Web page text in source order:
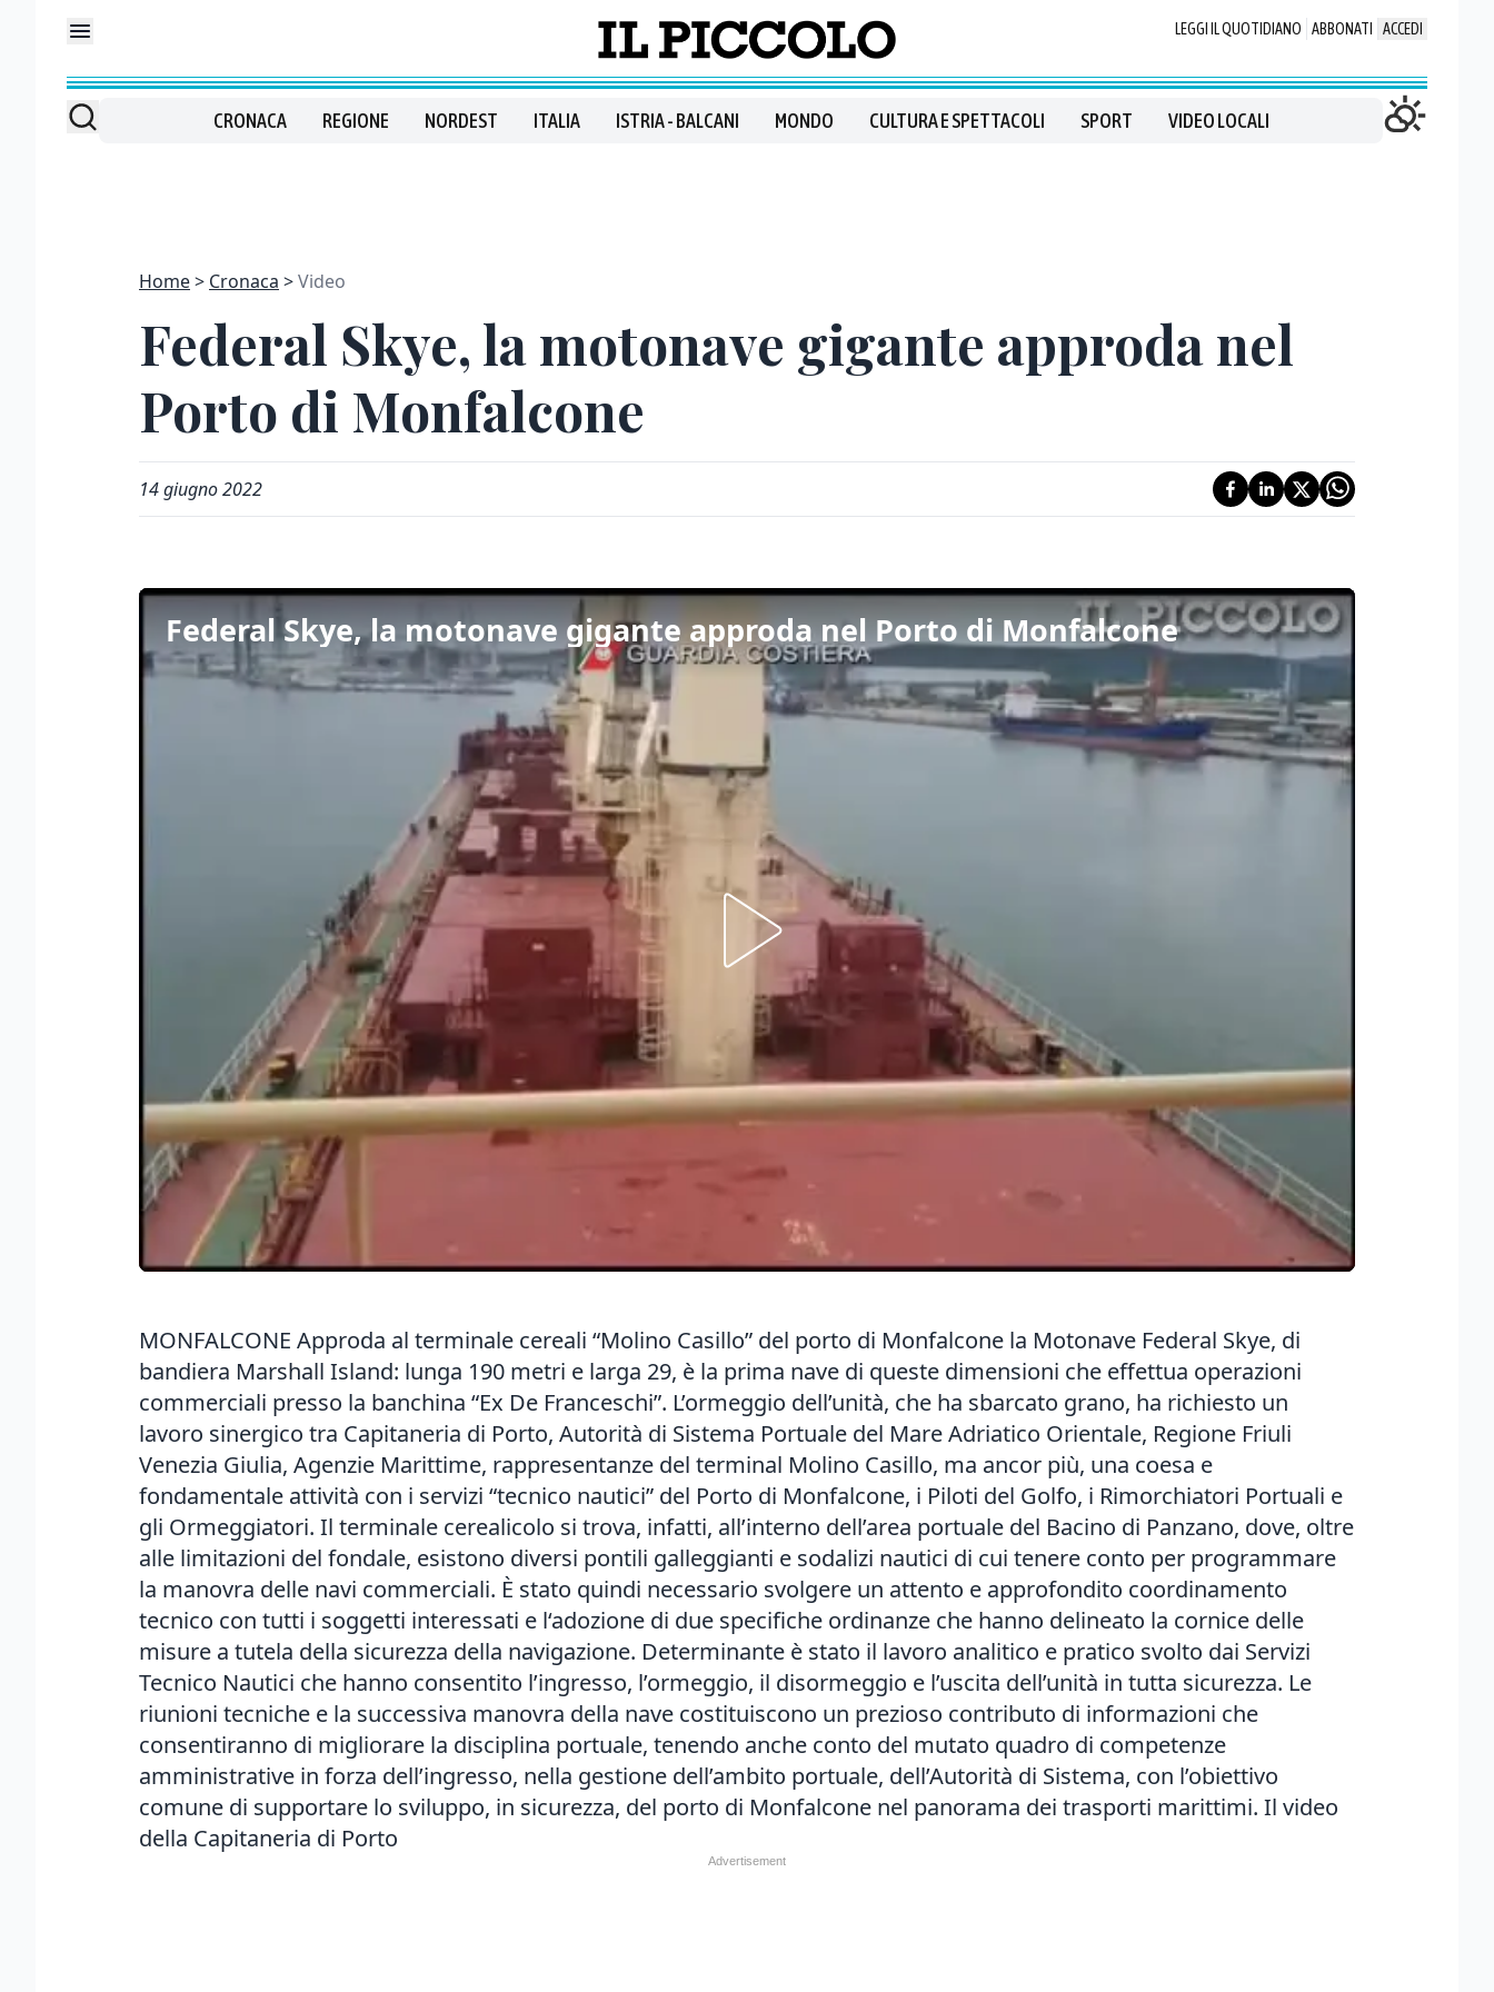
LEGGI IL QUOTIDIANO ABBONATI ACCEDI
CRONACA REGIONE NORDEST ITALIA ISTRIA - BALCANI MONDO CULTURA E SPETTACOLI SPORT VIDEO LOCALI
Home Cronaca Video
Federal Skye, la motonave gigante approda nel
Porto di Monfalcone
14 giugno 2022
Federal Skye, la motonave gigante approda nel Porto di Monfalcone
MONFALCONE Approda al terminale cereali “Molino Casillo” del porto di Monfalcone la Motonave Federal Skye, di
bandiera Marshall Island: lunga 190 metri e larga 29, è la prima nave di queste dimensioni che effettua operazioni
commerciali presso la banchina “Ex De Franceschi”. L’ormeggio dell’unità, che ha sbarcato grano, ha richiesto un
lavoro sinergico tra Capitaneria di Porto, Autorità di Sistema Portuale del Mare Adriatico Orientale, Regione Friuli
Venezia Giulia, Agenzie Marittime, rappresentanze del terminal Molino Casillo, ma ancor più, una coesa e
fondamentale attività con i servizi “tecnico nautici” del Porto di Monfalcone, i Piloti del Golfo, i Rimorchiatori Portuali e
gli Ormeggiatori. Il terminale cerealicolo si trova, infatti, all’interno dell’area portuale del Bacino di Panzano, dove, oltre
alle limitazioni del fondale, esistono diversi pontili galleggianti e sodalizi nautici di cui tenere conto per programmare
la manovra delle navi commerciali. È stato quindi necessario svolgere un attento e approfondito coordinamento
tecnico con tutti i soggetti interessati e l‘adozione di due specifiche ordinanze che hanno delineato la cornice delle
misure a tutela della sicurezza della navigazione. Determinante è stato il lavoro analitico e pratico svolto dai Servizi
Tecnico Nautici che hanno consentito l’ingresso, l’ormeggio, il disormeggio e l’uscita dell’unità in tutta sicurezza. Le
riunioni tecniche e la successiva manovra della nave costituiscono un prezioso contributo di informazioni che
consentiranno di migliorare la disciplina portuale, tenendo anche conto del mutato quadro di competenze
amministrative in forza dell’ingresso, nella gestione dell’ambito portuale, dell’Autorità di Sistema, con l’obiettivo
comune di supportare lo sviluppo, in sicurezza, del porto di Monfalcone nel panorama dei trasporti marittimi. Il video
della Capitaneria di Porto